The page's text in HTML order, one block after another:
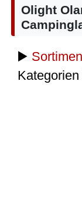
Olight
▶️